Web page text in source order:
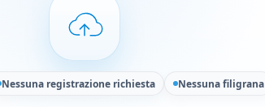
Nessuna registrazione richiesta Nessuna filigrana